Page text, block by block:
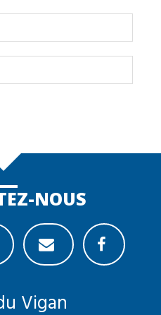
NOUS
Vigan